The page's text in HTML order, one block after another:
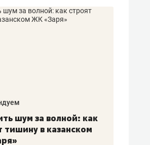
шум за волной: как
тишину в казанском